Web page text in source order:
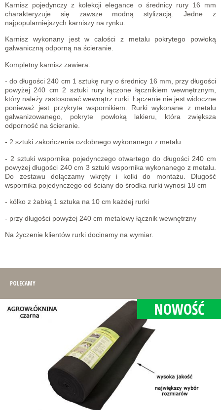
Karnisz pojedynczy z kolekcji elegance o średnicy rury 16 mm
charakteryzuje się zawsze modną stylizacją. Jedne z
najpopularniejszych karniszy na rynku.
Karnisz wykonany jest w całości z metalu pokrytego powłoką
galwaniczną odporną na ścieranie.
Kompletny karnisz zawiera:
- do długości 240 cm 1 sztukę rury o średnicy 16 mm, przy długości
powyżej 240 cm 2 sztuki rury łączone łącznikiem wewnętrznym,
który należy zastosować wewnątrz rurki. Łączenie nie jest widoczne
ponieważ jest przykryte wspornikiem. Rurki wykonane z metalu
galwanizowanego, pokryte powłoką lakieru, która zwiększa
odporność na ścieranie.
- 2 sztuki zakończenia ozdobnego wykonanego z metalu
- 2 sztuki wspornika pojedynczego otwartego do długości 240 cm
powyżej długości 240 cm 3 sztuki wspornika wykonanego z metalu.
Do zestawu dołączamy wkręty i kołki do montażu. Długość
wspornika pojedynczego od ściany do środka rurki wynosi 18 cm
- kółko z żabką 1 sztuka na 10 cm każdej rurki
- przy długości powyżej 240 cm metalowy łącznik wewnętrzny
Na życzenie klientów rurki docinamy na wymiar.
POLECAMY
NOWOŚĆ